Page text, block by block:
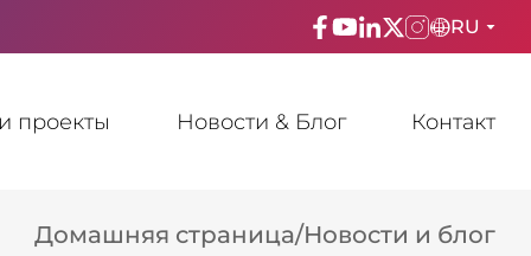
RU
FRANÇAIS
проекты Новости & Блог Контакт
Домашняя страница/Новости и блог